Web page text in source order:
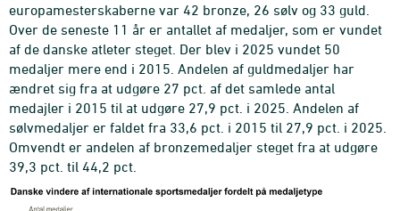
europamesterskaberne var 42 bronze, 26 sølv og 33 guld.
Over de seneste 11 år er antallet af medaljer, som er vundet
af de danske atleter steget. Der blev i 2025 vundet 50
medaljer mere end i 2015. Andelen af guldmedaljer har
ændret sig fra at udgøre 27 pct. af det samlede antal
medajler i 2015 til at udgøre 27,9 pct. i 2025. Andelen af
sølvmedaljer er faldet fra 33,6 pct. i 2015 til 27,9 pct. i 2025.
Omvendt er andelen af bronzemedaljer steget fra at udgøre
39,3 pct. til 44,2 pct.